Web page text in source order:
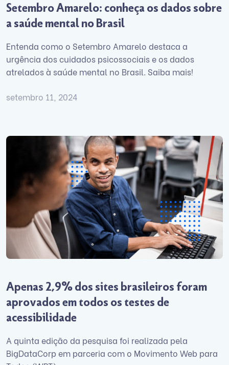
Setembro Amarelo: conheça os dados sobre
a saúde mental no Brasil
Entenda como o Setembro Amarelo destaca a
urgência dos cuidados psicossociais e os dados
atrelados à saúde mental no Brasil. Saiba mais!
setembro 11, 2024
Apenas 2,9% dos sites brasileiros foram
aprovados em todos os testes de
acessibilidade
A quinta edição da pesquisa foi realizada pela
BigDataCorp em parceria com o Movimento Web para